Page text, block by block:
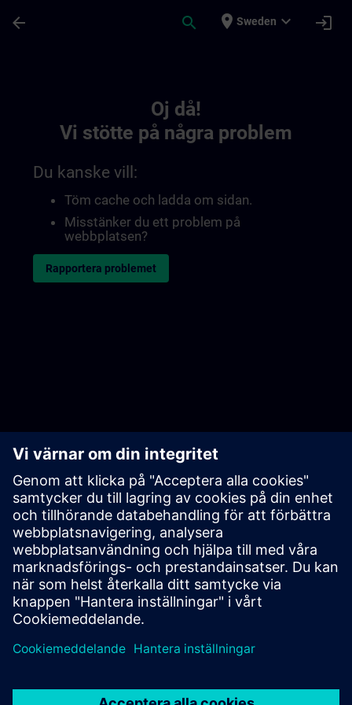
arrow_back search place Sweden expand_more login
Oj då!
Vi stötte på några problem
Du kanske vill:
Töm cache och ladda om sidan.
Misstänker du ett problem på
webbplatsen?
Rapportera problemet